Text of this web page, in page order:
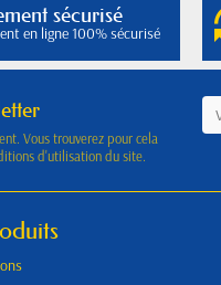
sécurisé
en ligne 100% sécurisé
Vous trouverez pour cela
d'utilisation du site.